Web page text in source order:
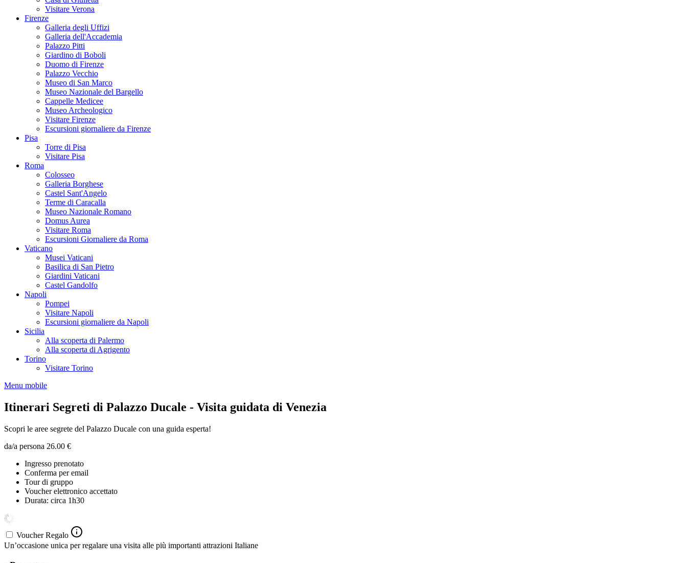
Visitare Verona
Firenze
Galleria degli Uffizi
Galleria dell'Accademia
Palazzo Pitti
Giardino di Boboli
Duomo di Firenze
Palazzo Vecchio
Museo di San Marco
Museo Nazionale del Bargello
Cappelle Medicee
Museo Archeologico
Visitare Firenze
Escursioni giornaliere da Firenze
Pisa
Torre di Pisa
Visitare Pisa
Roma
Colosseo
Galleria Borghese
Castel Sant'Angelo
Terme di Caracalla
Museo Nazionale Romano
Domus Aurea
Visitare Roma
Escursioni Giornaliere da Roma
Vaticano
Musei Vaticani
Basilica di San Pietro
Giardini Vaticani
Castel Gandolfo
Napoli
Pompei
Visitare Napoli
Escursioni giornaliere da Napoli
Sicilia
Alla scoperta di Palermo
Alla scoperta di Agrigento
Torino
Visitare Torino
Menu mobile
Itinerari Segreti di Palazzo Ducale - Visita guidata di Venezia
Scopri le aree segrete del Palazzo Ducale con una guida esperta!
da/a persona 26.00 €
Ingresso prenotato
Conferma per email
Tour di gruppo
Voucher elettronico accettato
Durata: circa 1h30
Voucher Regalo
Un’occasione unica per regalare una visita alle più importanti attrazioni Italiane